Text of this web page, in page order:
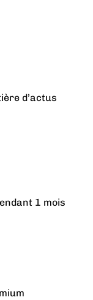
d’actus
1 mois